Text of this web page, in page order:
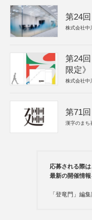
第24
株式会社中
第24
限定》
株式会社中
第71
漢字のまち
応募される際
最新の開催情報
「登竜門」編